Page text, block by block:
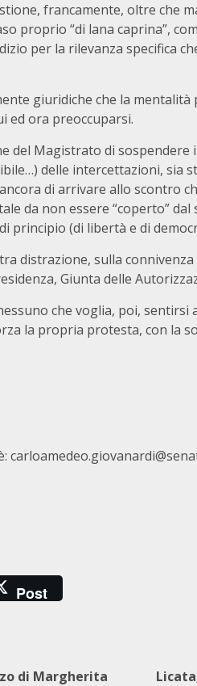
francamente, oltre che
proprio “di lana caprina”,
per la rilevanza specifica
giuridiche che la
ed ora preoccuparsi.
del Magistrato di
delle intercettazioni, sia
di arrivare allo scontro
da non essere “coperto”
principio (di libertà e di
distrazione, sulla
Giunta delle
che voglia, poi,
la propria protesta, con la
Post
di Margherita